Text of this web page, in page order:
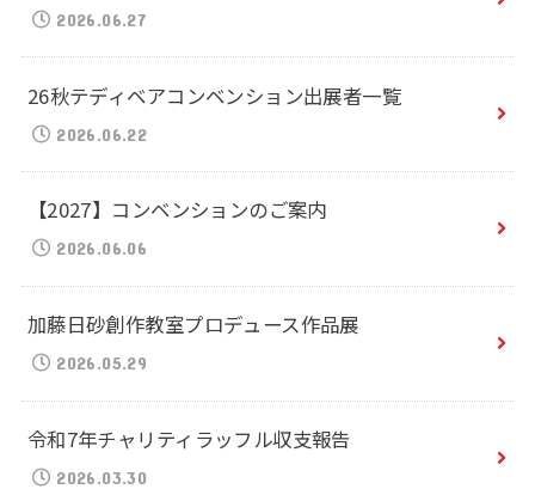
2026.06.27
26秋テディベアコンベンション出展者一覧
2026.06.22
【2027】コンベンションのご案内
2026.06.06
加藤日砂創作教室プロデュース作品展
2026.05.29
令和7年チャリティラッフル収支報告
2026.03.30